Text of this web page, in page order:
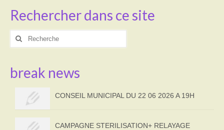
Rechercher dans ce site
Rechercher
break news
CONSEIL MUNICIPAL DU 22 06 2026 A 19H
CAMPAGNE STERILISATION+ RELAYAGE